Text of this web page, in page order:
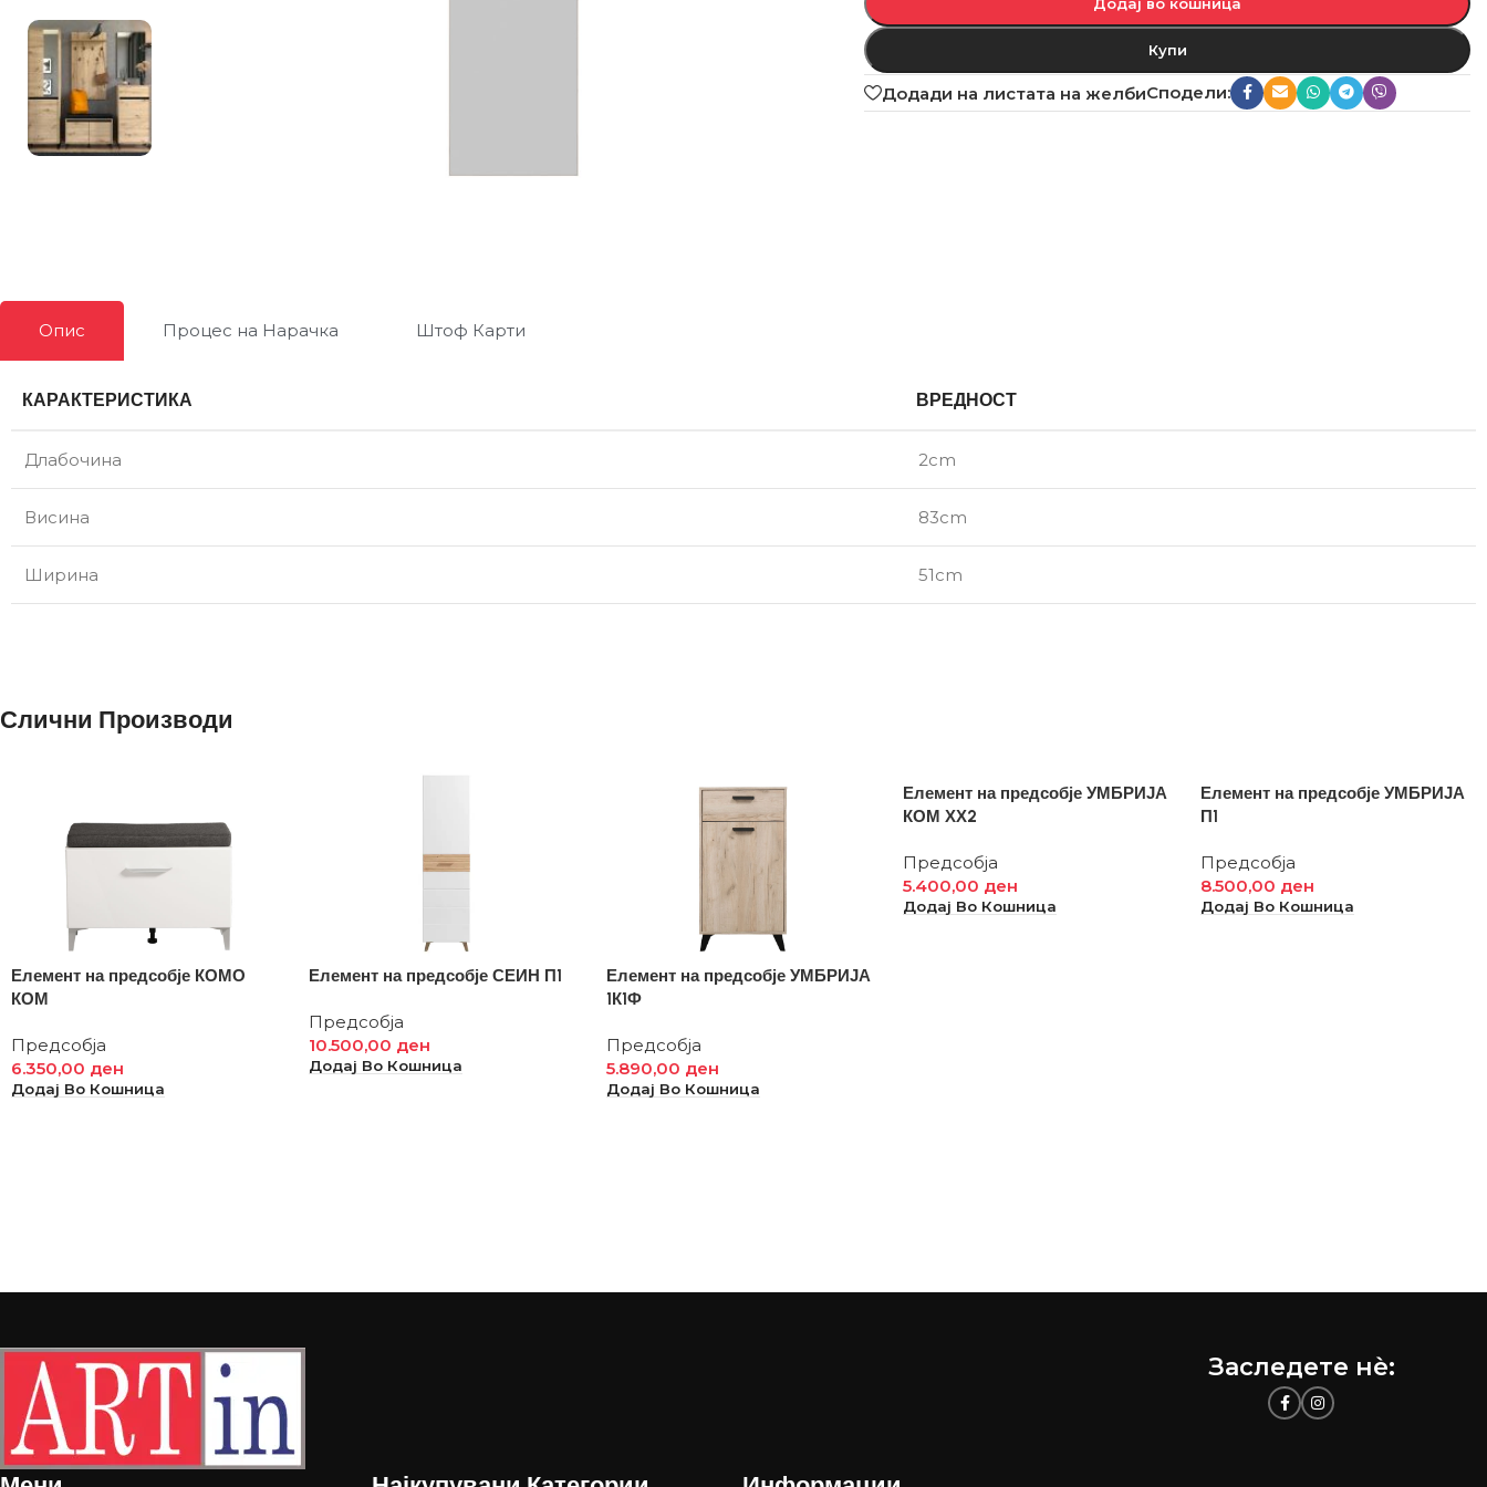
Купи
Додади на листата на желбиСподели:
Опис Процес на Нарачка Штоф Карти
КАРАКТЕРИСТИКА ВРЕДНОСТ
Длабочина 2cm
Висина 83cm
Ширина 51cm
Слични Производи
Елемент на предсобје КОМО
КОМ
Предсобја
6.350,00 ден
Додај Во Кошница
Елемент на предсобје СЕИН П1
Предсобја
10.500,00 ден
Додај Во Кошница
Елемент на предсобје УМБРИЈА
1К1Ф
Предсобја
5.890,00 ден
Додај Во Кошница
Елемент на предсобје УМБРИЈА
КОМ ХХ2
Предсобја
5.400,00 ден
Додај Во Кошница
Елемент на предсобје УМБРИЈА
П1
Предсобја
8.500,00 ден
Додај Во Кошница
Заследете нѐ: